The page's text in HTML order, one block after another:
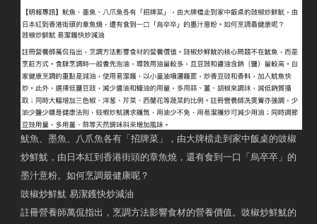
魷魚、墨魚、八爪魚各有「招牌菜」，由大牌檔走到家中飯桌的豉椒
炒鮮魷，由日本紅到香港街頭的章魚燒，還有食到一口「烏卒卒」的
墨汁意粉。如何烹調最健康呢？
豉椒炒鮮魷 易潔鑊快炒減油
註冊營養師萬侃指出，烹調方法影響食材的營養價值。豉椒炒鮮魷的